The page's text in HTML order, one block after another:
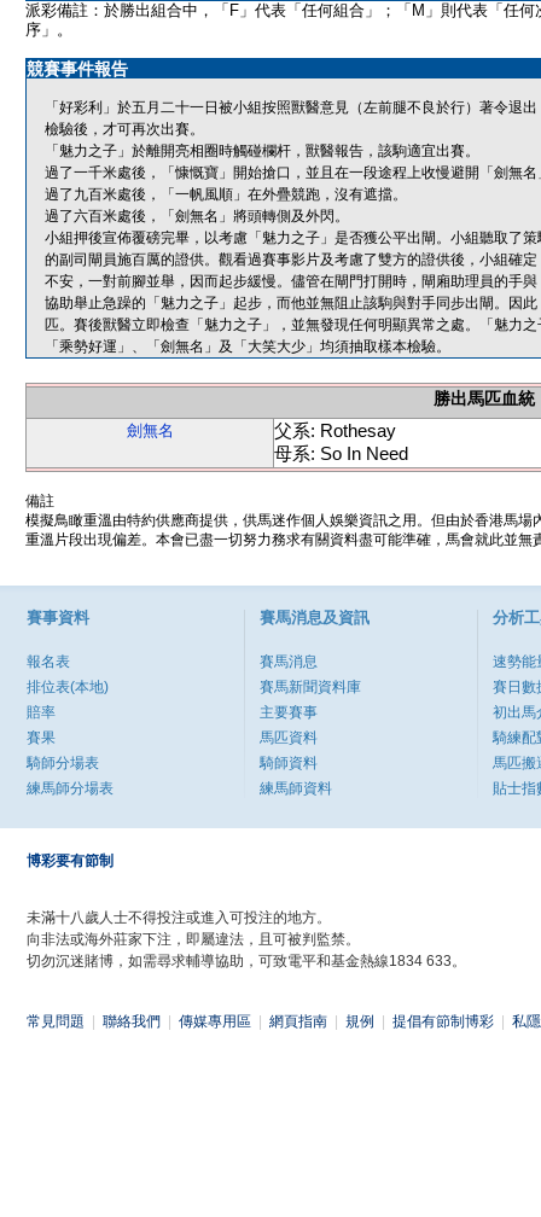
派彩備註：於勝出組合中，「F」代表「任何組合」；「M」則代表「任何
序」。
競賽事件報告
「好彩利」於五月二十一日被小組按照獸醫意見（左前腿不良於行）著令退
檢驗後，才可再次出賽。
「魅力之子」於離開亮相圈時觸碰欄杆，獸醫報告，該駒適宜出賽。
過了一千米處後，「慷慨寶」開始搶口，並且在一段途程上收慢避開「劍無
過了九百米處後，「一帆風順」在外疊競跑，沒有遮擋。
過了六百米處後，「劍無名」將頭轉側及外閃。
小組押後宣佈覆磅完畢，以考慮「魅力之子」是否獲公平出閘。小組聽取了
的副司閘員施百厲的證供。觀看過賽事影片及考慮了雙方的證供後，小組確
不安，一對前腳並舉，因而起步緩慢。儘管在閘門打開時，閘廂助理員的手
協助舉止急躁的「魅力之子」起步，而他並無阻止該駒與對手同步出閘。因
匹。賽後獸醫立即檢查「魅力之子」，並無發現任何明顯異常之處。「魅力
「乘勢好運」、「劍無名」及「大笑大少」均須抽取樣本檢驗。
勝出馬匹血統
劍無名
父系: Rothesay
母系: So In Need
備註
模擬鳥瞰重溫由特約供應商提供，供馬迷作個人娛樂資訊之用。但由於香港馬
重溫片段出現偏差。本會已盡一切努力務求有關資料盡可能準確，馬會就此並
賽事資料
報名表
排位表(本地)
賠率
賽果
騎師分場表
練馬師分場表
賽馬消息及資訊
賽馬消息
賽馬新聞資料庫
主要賽事
馬匹資料
騎師資料
練馬師資料
分析
速勢能
賽日數
初出馬
騎練配
馬匹搬
貼士指
博彩要有節制
未滿十八歲人士不得投注或進入可投注的地方。
向非法或海外莊家下注，即屬違法，且可被判監禁。
切勿沉迷賭博，如需尋求輔導協助，可致電平和基金熱線1834 633。
常見問題 聯絡我們 傳媒專用區 網頁指南 規例 提倡有節制博彩 私